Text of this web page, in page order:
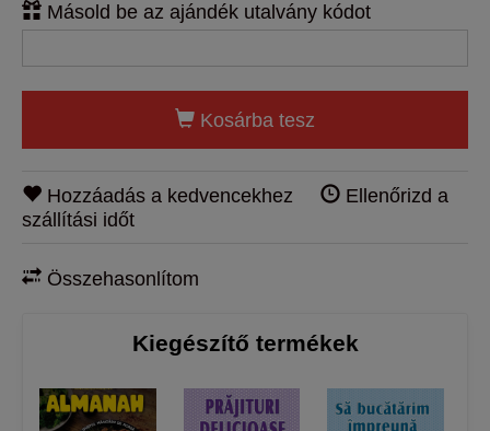
Másold be az ajándék utalvány kódot
Kosárba tesz
Hozzáadás a kedvencekhez
Ellenőrizd a
szállítási időt
Összehasonlítom
Kiegészítő termékek